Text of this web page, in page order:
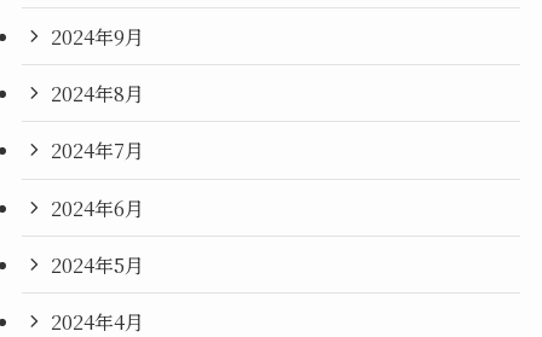
2024年9月
2024年8月
2024年7月
2024年6月
2024年5月
2024年4月